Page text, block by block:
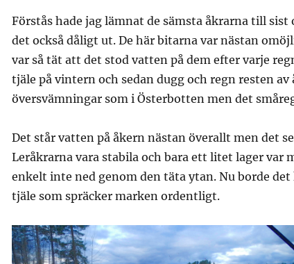
Förstås hade jag lämnat de sämsta åkrarna till sist
det också dåligt ut. De här bitarna var nästan
var så tät att det stod vatten på dem efter varje
tjäle på vintern och sedan dugg och regn resten av
översvämningar som i Österbotten men det
Det står vatten på åkern nästan överallt men det
Leråkrarna vara stabila och bara ett litet lager var
enkelt inte ned genom den täta ytan. Nu borde
tjäle som spräcker marken ordentligt.